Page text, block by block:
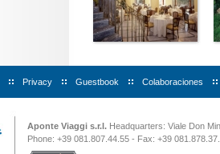
Privacy Guestbook Colaboraciones
Aponte Viaggi s.r.l. Headquarters: Viale Don
Phone: +39 081.807.44.55 - Fax: +39